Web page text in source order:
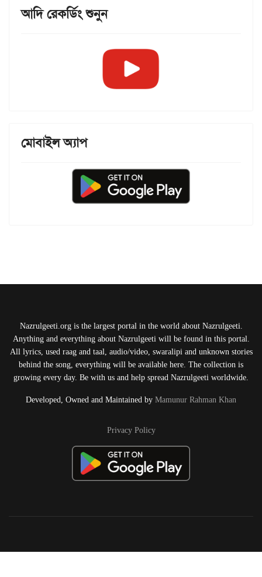
আদি রেকর্ডিং শুনুন
মোবাইল অ্যাপ
Nazrulgeeti.org is the largest portal in the world about Nazrulgeeti.
Anything and everything about Nazrulgeeti will be found in this portal.
All lyrics, used raag and taal, audio/video, swaralipi and unknown stories
behind the song, everything will be available here. The collection is
growing every day. Be with us and help spread Nazrulgeeti worldwide.
Developed, Owned and Maintained by Mamunur Rahman Khan
Privacy Policy